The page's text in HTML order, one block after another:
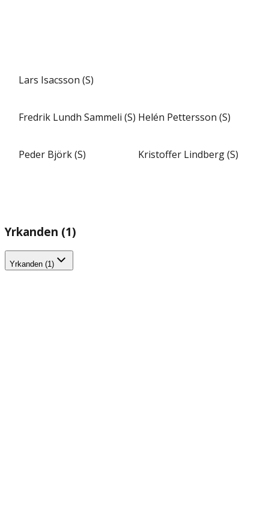
Lars Isacsson (S)
Fredrik Lundh Sammeli (S) Helén Pettersson (S)
Peder Björk (S) Kristoffer Lindberg (S)
Yrkanden (1)
Yrkanden (1)